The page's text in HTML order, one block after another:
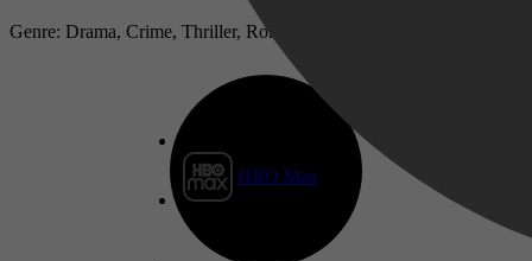
HBO Max
Genre: Drama, Crime, Thriller, Romance, Mystery